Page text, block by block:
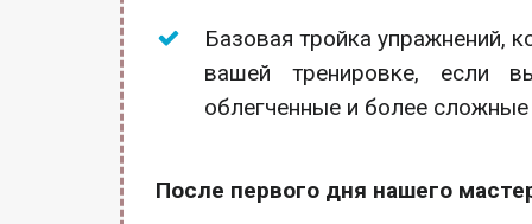
Базовая тройка упражнений,
вашей тренировке, если
облегченные и более
После первого дня нашего